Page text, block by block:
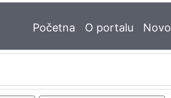
Početna O portalu Novo